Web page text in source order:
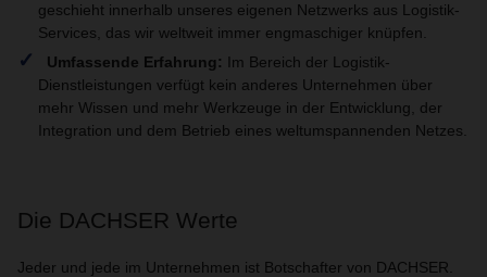
geschieht innerhalb unseres eigenen Netzwerks aus Logistik-
Services, das wir weltweit immer engmaschiger knüpfen.
Umfassende Erfahrung: Im Bereich der Logistik-
Dienstleistungen verfügt kein anderes Unternehmen über
mehr Wissen und mehr Werkzeuge in der Entwicklung, der
Integration und dem Betrieb eines weltumspannenden Netzes.
Die DACHSER Werte
Jeder und jede im Unternehmen ist Botschafter von DACHSER.